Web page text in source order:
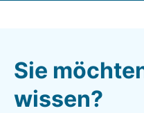
Aktuelle
führender Farbhersteller
Sie
wissen?